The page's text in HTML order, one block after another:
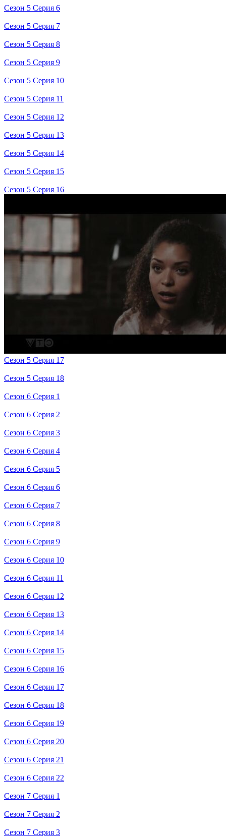
Сезон 5 Серия 6
Сезон 5 Серия 7
Сезон 5 Серия 8
Сезон 5 Серия 9
Сезон 5 Серия 10
Сезон 5 Серия 11
Сезон 5 Серия 12
Сезон 5 Серия 13
Сезон 5 Серия 14
Сезон 5 Серия 15
Сезон 5 Серия 16
Сезон 5 Серия 17
Сезон 5 Серия 18
Сезон 6 Серия 1
Сезон 6 Серия 2
Сезон 6 Серия 3
Сезон 6 Серия 4
Сезон 6 Серия 5
Сезон 6 Серия 6
Сезон 6 Серия 7
Сезон 6 Серия 8
Сезон 6 Серия 9
Сезон 6 Серия 10
Сезон 6 Серия 11
Сезон 6 Серия 12
Сезон 6 Серия 13
Сезон 6 Серия 14
Сезон 6 Серия 15
Сезон 6 Серия 16
Сезон 6 Серия 17
Сезон 6 Серия 18
Сезон 6 Серия 19
Сезон 6 Серия 20
Сезон 6 Серия 21
Сезон 6 Серия 22
Сезон 7 Серия 1
Сезон 7 Серия 2
Сезон 7 Серия 3